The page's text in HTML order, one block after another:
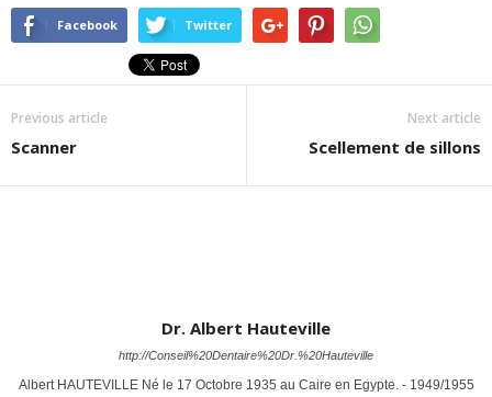
Facebook Twitter
Previous article
Scanner
Next article
Scellement de sillons
Dr. Albert Hauteville
http://Conseil%20Dentaire%20Dr.%20Hauteville
Albert HAUTEVILLE Né le 17 Octobre 1935 au Caire en Egypte. - 1949/1955